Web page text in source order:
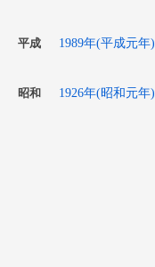
平成 1989年(平成元年)
昭和 1926年(昭和元年)